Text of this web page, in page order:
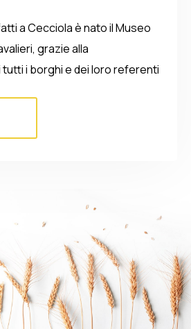
a Cecciola è nato il Museo
grazie alla
i borghi e dei loro referenti